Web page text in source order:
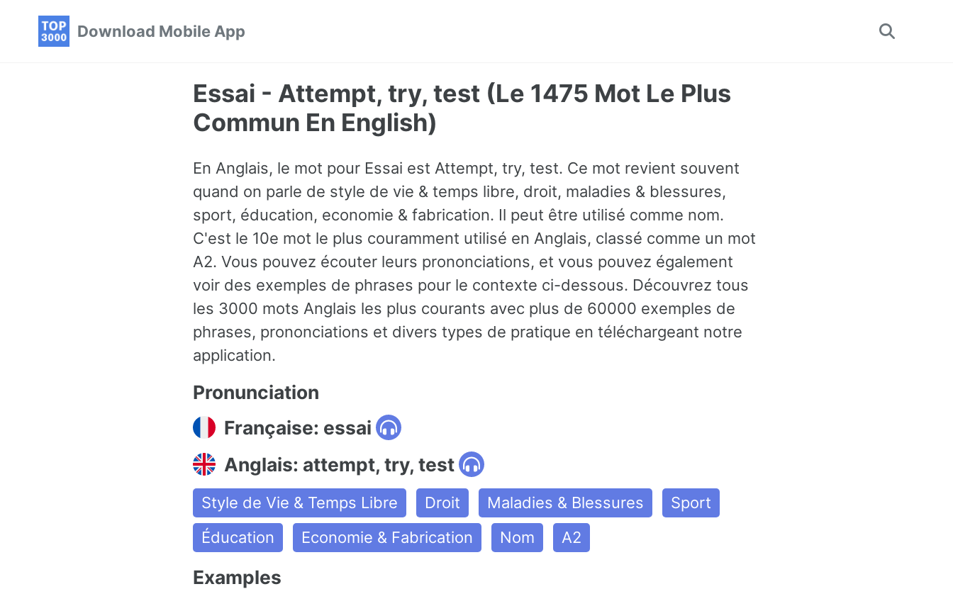
Download Mobile App
Toggle
Essai - Attempt, try, test (Le 1475 Mot Le Plus
Commun En English)
En Anglais, le mot pour Essai est Attempt, try, test. Ce mot revient souvent
quand on parle de style de vie & temps libre, droit, maladies & blessures,
sport, éducation, economie & fabrication. Il peut être utilisé comme nom.
C'est le 10e mot le plus couramment utilisé en Anglais, classé comme un mot
A2. Vous pouvez écouter leurs prononciations, et vous pouvez également
voir des exemples de phrases pour le contexte ci-dessous. Découvrez tous
les 3000 mots Anglais les plus courants avec plus de 60000 exemples de
phrases, prononciations et divers types de pratique en téléchargeant notre
application.
Pronunciation
Française: essai
Anglais: attempt, try, test
Style de Vie & Temps Libre Droit Maladies & Blessures
Sport
Éducation
Economie & Fabrication Nom A2
Examples